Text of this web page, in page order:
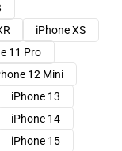
iPhone XS
11 Pro
12 Mini
iPhone 13
iPhone 14
iPhone 15